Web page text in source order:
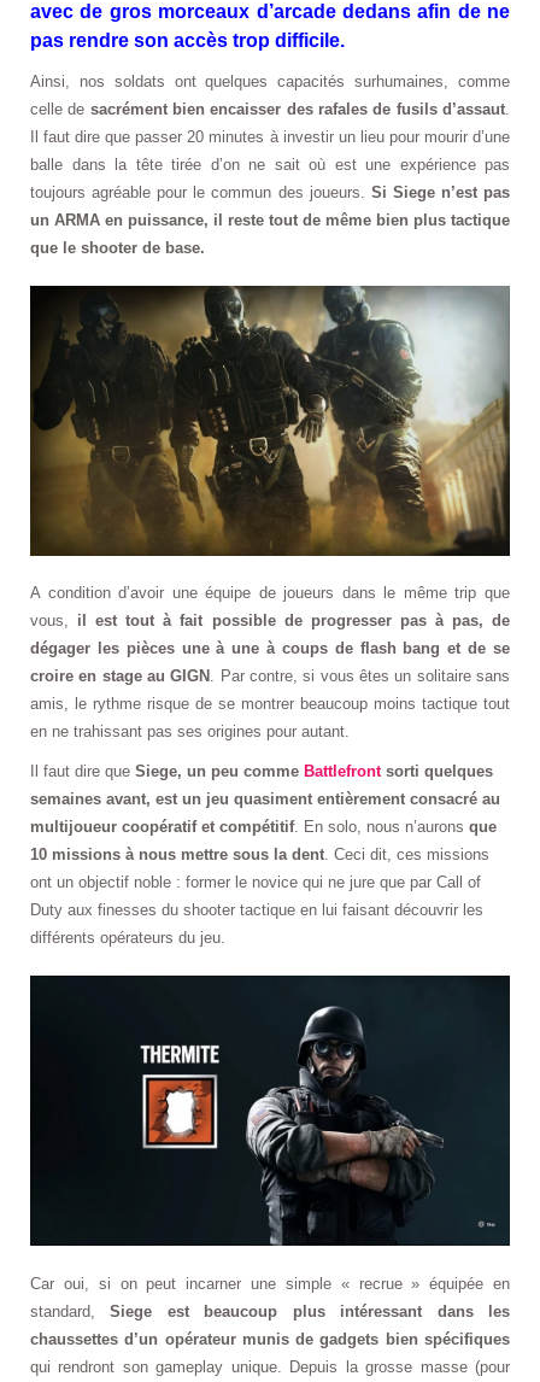
avec de gros morceaux d’arcade dedans afin de ne
pas rendre son accès trop difficile.
Ainsi, nos soldats ont quelques capacités surhumaines, comme
celle de sacrément bien encaisser des rafales de fusils d’assaut.
Il faut dire que passer 20 minutes à investir un lieu pour mourir d’une
balle dans la tête tirée d’on ne sait où est une expérience pas
toujours agréable pour le commun des joueurs. Si Siege n’est pas
un ARMA en puissance, il reste tout de même bien plus tactique
que le shooter de base.
A condition d’avoir une équipe de joueurs dans le même trip que
vous, il est tout à fait possible de progresser pas à pas, de
dégager les pièces une à une à coups de flash bang et de se
croire en stage au GIGN . Par contre, si vous êtes un solitaire sans
amis, le rythme risque de se montrer beaucoup moins tactique tout
en ne trahissant pas ses origines pour autant.
Il faut dire que Siege, un peu comme Battlefrontsorti quelques
semaines avant, est un jeu quasiment entièrement consacré au
multijoueur coopératif et compétitif. En solo, nous n’aurons que
10 missions à nous mettre sous la dent. Ceci dit, ces missions
ont un objectif noble : former le novice qui ne jure que par Call of
Duty aux finesses du shooter tactique en lui faisant découvrir les
différents opérateurs du jeu.
Car oui, si on peut incarner une simple « recrue » équipée en
standard,Siege est beaucoup plus intéressant dans les
chaussettes d’un opérateur munis de gadgets bien spécifiques
qui rendront son gameplay unique. Depuis la grosse masse (pour